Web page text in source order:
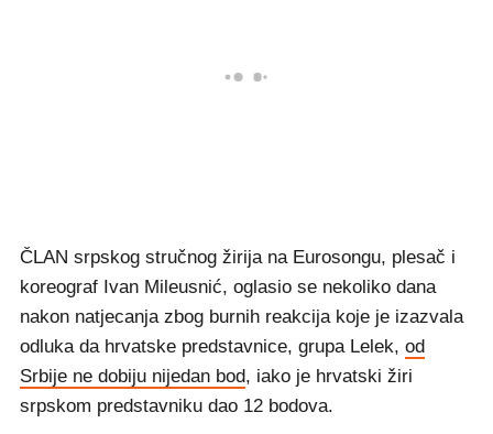
ČLAN srpskog stručnog žirija na Eurosongu, plesač i
koreograf Ivan Mileusnić, oglasio se nekoliko dana
nakon natjecanja zbog burnih reakcija koje je izazvala
odluka da hrvatske predstavnice, grupa Lelek, od
Srbije ne dobiju nijedan bod, iako je hrvatski žiri
srpskom predstavniku dao 12 bodova.